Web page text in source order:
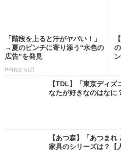
「階段を上ると汗がヤバい！」
→夏のピンチに寄り添う“水色の
広告”を発見
PR(ねとらぼ)
【TDL】「東京ディ
なたが好きなのはなに
【あつ森】「あつま
家具のシリーズは？【